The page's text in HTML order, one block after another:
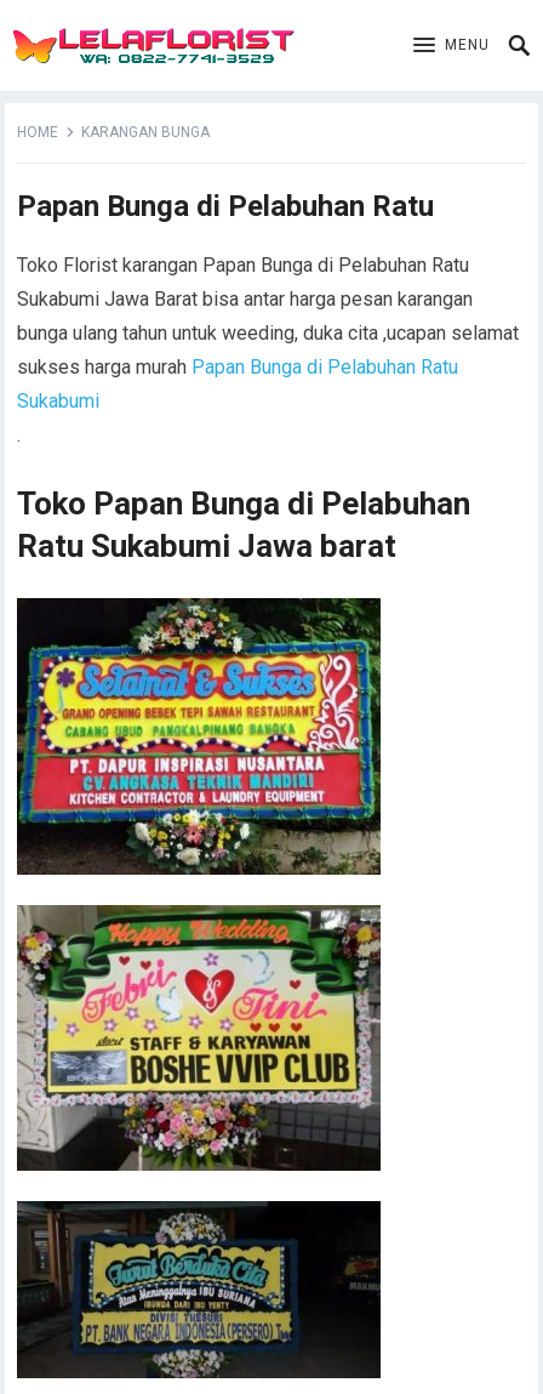
MENU
HOME KARANGAN BUNGA
Papan Bunga di Pelabuhan Ratu
Toko Florist karangan Papan Bunga di Pelabuhan Ratu
Sukabumi Jawa Barat bisa antar harga pesan karangan
bunga ulang tahun untuk weeding, duka cita ,ucapan selamat
sukses harga murah Papan Bunga di Pelabuhan Ratu
Sukabumi
.
Toko Papan Bunga di Pelabuhan
Ratu Sukabumi Jawa barat